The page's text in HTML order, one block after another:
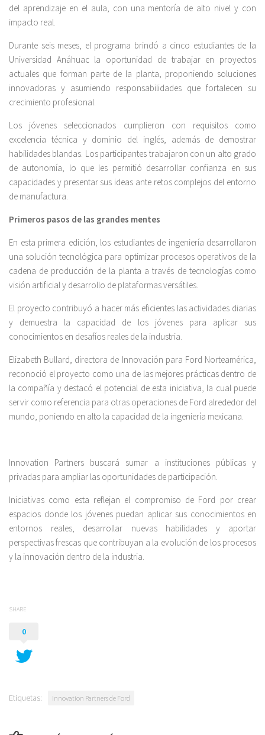
del aprendizaje en el aula, con una mentoría de alto nivel y con
impacto real.
Durante seis meses, el programa brindó a cinco estudiantes de la
Universidad Anáhuac la oportunidad de trabajar en proyectos
actuales que forman parte de la planta, proponiendo soluciones
innovadoras y asumiendo responsabilidades que fortalecen su
crecimiento profesional.
Los jóvenes seleccionados cumplieron con requisitos como
excelencia técnica y dominio del inglés, además de demostrar
habilidades blandas. Los participantes trabajaron con un alto grado
de autonomía, lo que les permitió desarrollar confianza en sus
capacidades y presentar sus ideas ante retos complejos del entorno
de manufactura.
Primeros pasos de las grandes mentes
En esta primera edición, los estudiantes de ingeniería desarrollaron
una solución tecnológica para optimizar procesos operativos de la
cadena de producción de la planta a través de tecnologías como
visión artificial y desarrollo de plataformas versátiles.
El proyecto contribuyó a hacer más eficientes las actividades diarias
y demuestra la capacidad de los jóvenes para aplicar sus
conocimientos en desafíos reales de la industria.
Elizabeth Bullard, directora de Innovación para Ford Norteamérica,
reconoció el proyecto como una de las mejores prácticas dentro de
la compañía y destacó el potencial de esta iniciativa, la cual puede
servir como referencia para otras operaciones de Ford alrededor del
mundo, poniendo en alto la capacidad de la ingeniería mexicana.
Innovation Partners buscará sumar a instituciones públicas y
privadas para ampliar las oportunidades de participación.
Iniciativas como esta reflejan el compromiso de Ford por crear
espacios donde los jóvenes puedan aplicar sus conocimientos en
entornos reales, desarrollar nuevas habilidades y aportar
perspectivas frescas que contribuyan a la evolución de los procesos
y la innovación dentro de la industria.
SHARE
0
Etiquetas: Innovation Partners de Ford